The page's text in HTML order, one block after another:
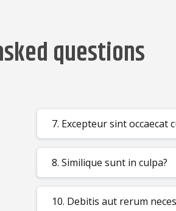
questions
7. Excepteur sint
8. Similique sunt in culpa?
10. Debitis aut rerum